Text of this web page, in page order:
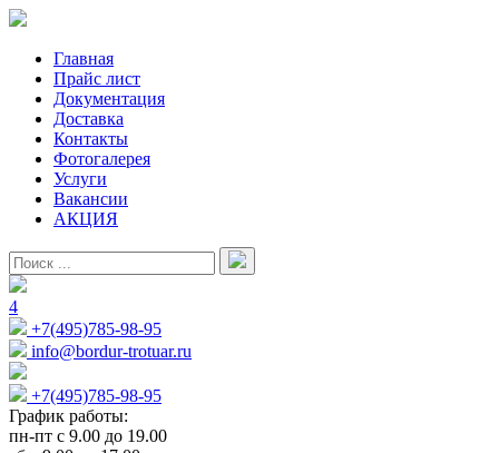
Главная
Прайс лист
Документация
Доставка
Контакты
Фотогалерея
Услуги
Вакансии
АКЦИЯ
4
+7(495)785-98-95
info@bordur-trotuar.ru
+7(495)785-98-95
График работы:
пн-пт с 9.00 до 19.00